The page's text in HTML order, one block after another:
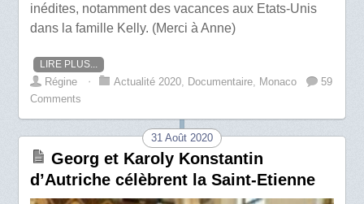
inédites, notamment des vacances aux Etats-Unis
dans la famille Kelly. (Merci à Anne)
LIRE PLUS...
Régine ⋅ Actualité 2020, Documentaire, Monaco
59
Comments
31 Août 2020
Georg et Karoly Konstantin
d’Autriche célèbrent la Saint-Etienne